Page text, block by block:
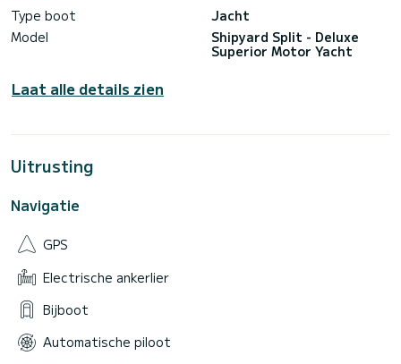
Type boot
Jacht
Model
Shipyard Split - Deluxe
Superior Motor Yacht
Laat alle details zien
Uitrusting
Navigatie
GPS
Electrische ankerlier
Bijboot
Automatische piloot